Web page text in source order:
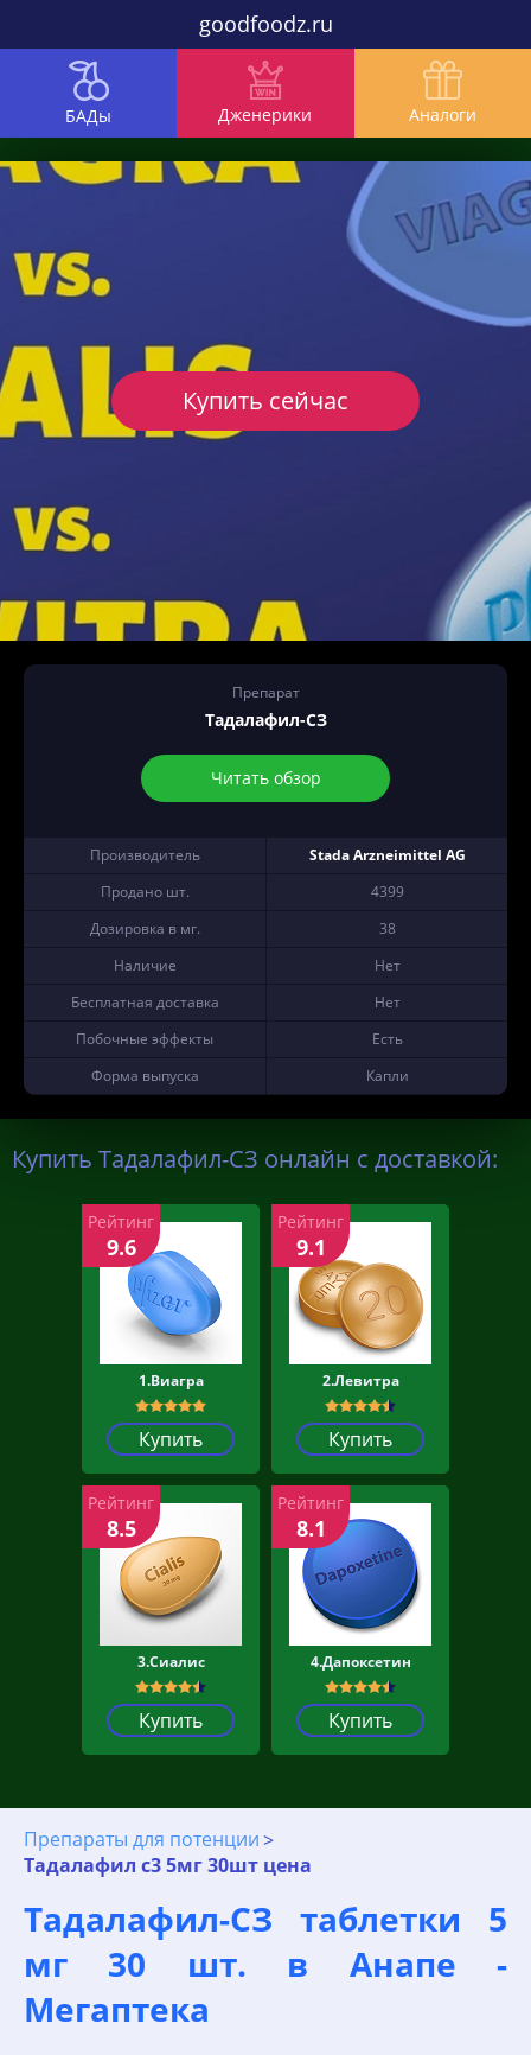
goodfoodz.ru
БАДы Дженерики Аналоги
Препарат
Тадалафил-СЗ
Читать обзор
Производитель
Stada Arzneimittel AG
Продано шт.
4399
Дозировка в мг.
38
Наличие
Нет
Бесплатная доставка
Нет
Побочные эффекты
Есть
Форма выпуска
Капли
Купить сейчас
Купить Тадалафил-СЗ онлайн с доставкой:
1.Виагра
Купить
Рейтинг
9.6
2.Левитра
Купить
Рейтинг
9.1
3.Сиалис
Купить
Рейтинг
8.5
4.Дапоксетин
Купить
Рейтинг
8.1
Препараты для потенции
Тадалафил с3 5мг 30шт цена
Тадалафил-СЗ таблетки 5
мг 30 шт. в Анапе -
Мегаптека